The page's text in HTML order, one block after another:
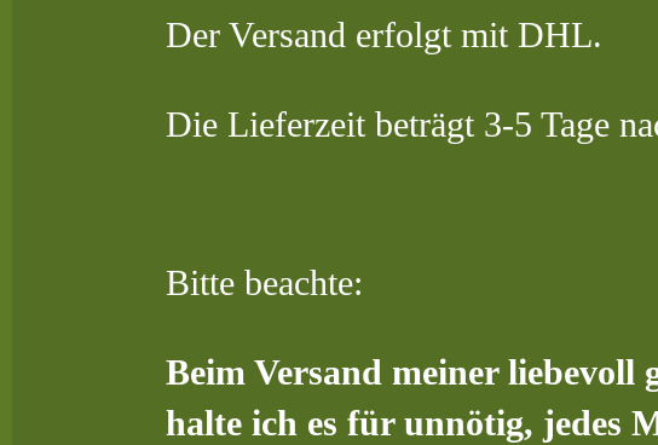
Der Versand erfolgt mit DHL.
Die Lieferzeit beträgt 3-5 Tage
Bitte beachte:
Beim Versand meiner liebevoll
halte ich es für unnötig, jedes